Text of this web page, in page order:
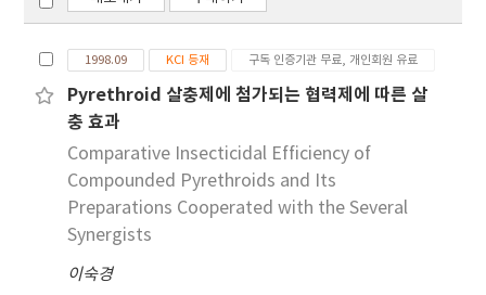
1998.09 KCI 등재 구독 인증기관 무료, 개인회원 유료
Pyrethroid 살충제에 첨가되는 협력제에 따른 살
충 효과
Comparative Insecticidal Efficiency of
Compounded Pyrethroids and Its
Preparations Cooperated with the Several
Synergists
이숙경